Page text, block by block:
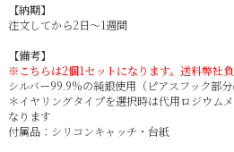
【納期】
注文してから2日～1週間
【備考】
※こちらは2個1セットになります。送料弊社
シルバー99.9%の純銀使用（ピアスフック部分
＊イヤリングタイプを選択時は代用ロジウム
なります
付属品：シリコンキャッチ・台紙